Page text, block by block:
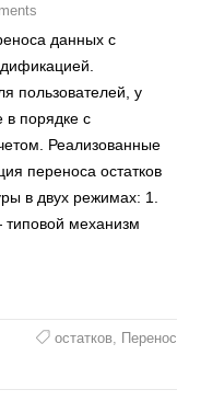
данных с
пользователей, у
в порядке с
Реализованные
переноса остатков
в двух режимах: 1.
механизм
остатков, Перенос